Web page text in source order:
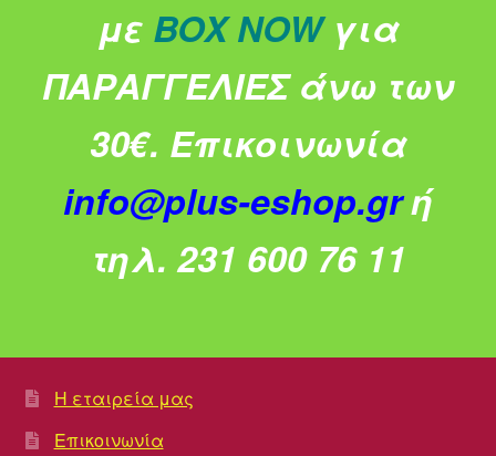
με BOX NOW για
ΠΑΡΑΓΓΕΛΙΕΣ άνω των
30€. Επικοινωνία
info@plus-eshop.grή
τηλ. 231 600 76 11
Η εταιρεία μας
Επικοινωνία